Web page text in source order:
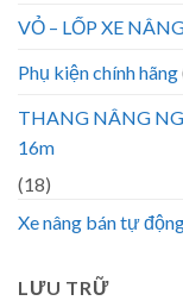
VỎ – LỐP XE
Phụ kiện chính hãng
THANG NÂNG
16m
(18)
Xe nâng bán tự
LƯU TRỮ